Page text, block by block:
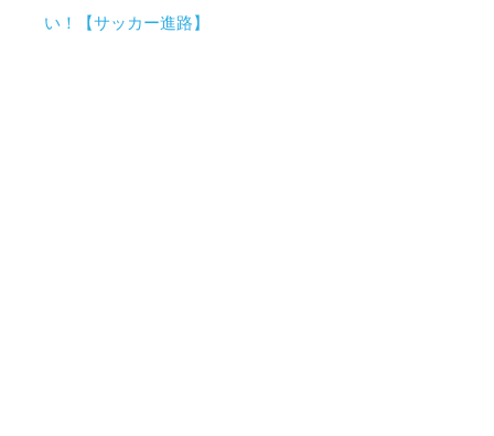
い！【サッカー進路】